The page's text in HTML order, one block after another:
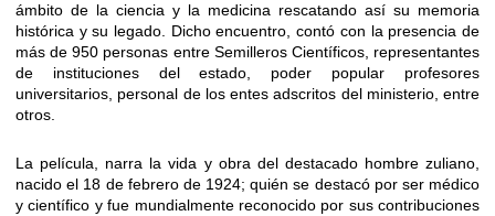
ámbito de la ciencia y la medicina rescatando así su memoria
histórica y su legado. Dicho encuentro, contó con la presencia de
más de 950 personas entre Semilleros Científicos, representantes
de instituciones del estado, poder popular profesores
universitarios, personal de los entes adscritos del ministerio, entre
otros.
La película, narra la vida y obra del destacado hombre zuliano,
nacido el 18 de febrero de 1924; quién se destacó por ser médico
y científico y fue mundialmente reconocido por sus contribuciones